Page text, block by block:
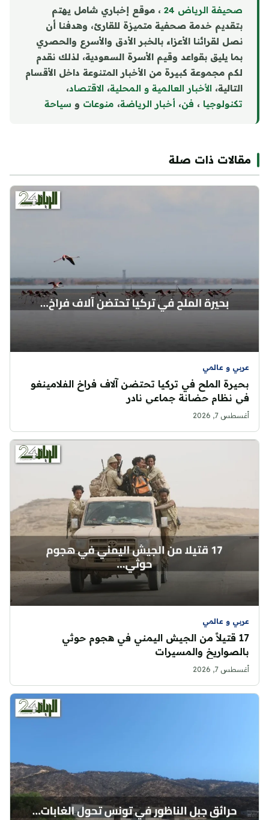
صحيفة الرياض 24
، موقع إخباري شامل يهتم
بتقديم خدمة صحفية متميزة للقارئ، وهدفنا أن
نصل لقرائنا الأعزاء بالخبر الأدق والأسرع والحصري
بما يليق بقواعد وقيم الأسرة السعودية، لذلك نقدم
لكم مجموعة كبيرة من الأخبار المتنوعة داخل الأقسام
التالية، الأخبار العالمية و المحلية، الاقتصاد،
تكنولوجيا ، فن، أخبار الرياضة، منوعات و سياحة
مقالات ذات صلة
عربي و عالمي
بحيرة الملح في تركيا تحتضن آلاف فراخ الفلامينغو
في نظام حضانة جماعي نادر
أغسطس 7, 2026
عربي و عالمي
17 قتيلاً من الجيش اليمني في هجوم حوثي
بالصواريخ والمسيرات
أغسطس 7, 2026